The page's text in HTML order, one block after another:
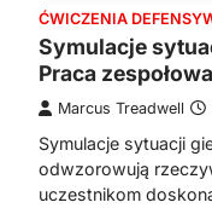
ĆWICZENIA
Symulacje
Praca zespołowa
Marcus Treadwell
Symulacje sytuacji
odwzorowują
uczestnikom